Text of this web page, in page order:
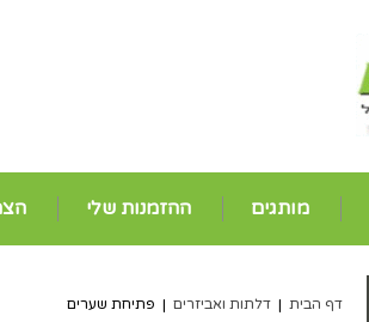
מותגים ההזמנות שלי
דף הבית | דלתות ואביזרים | פתיחת שערים